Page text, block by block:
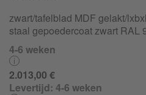
zwart/tafelblad MDF gelakt/
staal gepoedercoat zwart RAL
4-6 weken
2.013,00 €
Levertijd: 4-6 weken